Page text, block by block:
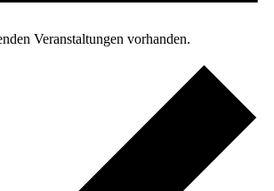
Veranstaltungen vorhanden.